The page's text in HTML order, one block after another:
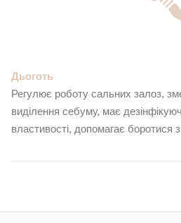
Дьоготь
Регулює роботу сальних залоз,
виділення себуму, має
властивості, допомагає боротися